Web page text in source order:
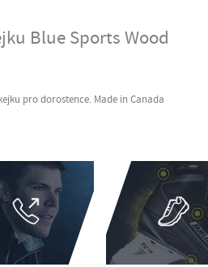
Blue Sports Wood
pro dorostence. Made in Canada